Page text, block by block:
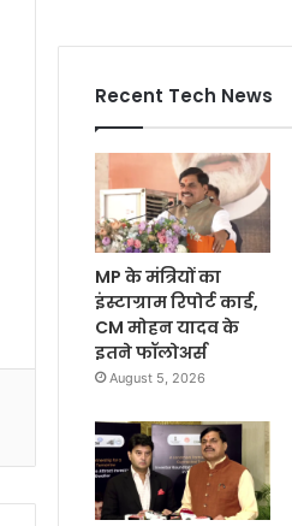
Recent Tech News
MP के मंत्रियों का
इंस्टाग्राम रिपोर्ट कार्ड,
CM मोहन यादव के
इतने फॉलोअर्स
August 5, 2026